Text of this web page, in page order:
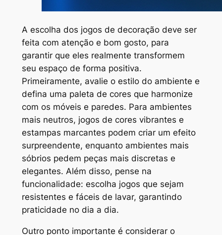
A escolha dos jogos de decoração deve ser
feita com atenção e bom gosto, para
garantir que eles realmente transformem
seu espaço de forma positiva.
Primeiramente, avalie o estilo do ambiente e
defina uma paleta de cores que harmonize
com os móveis e paredes. Para ambientes
mais neutros, jogos de cores vibrantes e
estampas marcantes podem criar um efeito
surpreendente, enquanto ambientes mais
sóbrios pedem peças mais discretas e
elegantes. Além disso, pense na
funcionalidade: escolha jogos que sejam
resistentes e fáceis de lavar, garantindo
praticidade no dia a dia.
Outro ponto importante é considerar o